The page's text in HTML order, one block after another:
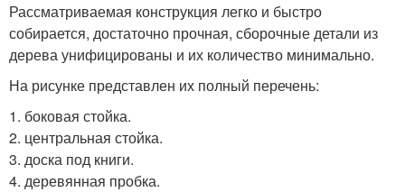
Рассматриваемая конструкция легко и быстро
собирается, достаточно прочная, сборочные детали из
дерева унифицированы и их количество минимально.
На рисунке представлен их полный перечень:
1. боковая стойка.
2. центральная стойка.
3. доска под книги.
4. деревянная пробка.